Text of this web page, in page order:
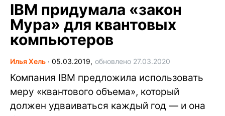
IBM придумала «закон
Мура» для квантовых
компьютеров
Илья Хель ∙ 05.03.2019, обновлено 27.03.2020
Компания IBM предложила использовать
меру «квантового объема», который
должен удваиваться каждый год — и она